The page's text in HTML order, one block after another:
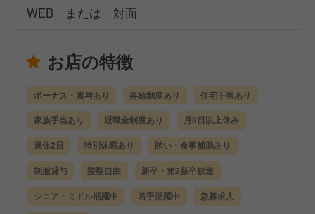
WEB または 対面
お店の特徴
ボーナス・賞与あり 昇給制度あり 住宅手当あり
家族手当あり 退職金制度あり 月8日以上休み
週休2日 特別休暇あり 賄い・食事補助あり
制服貸与 髪型自由 新卒・第2新卒歓迎
シニア・ミドル活躍中 若手活躍中 急募求人